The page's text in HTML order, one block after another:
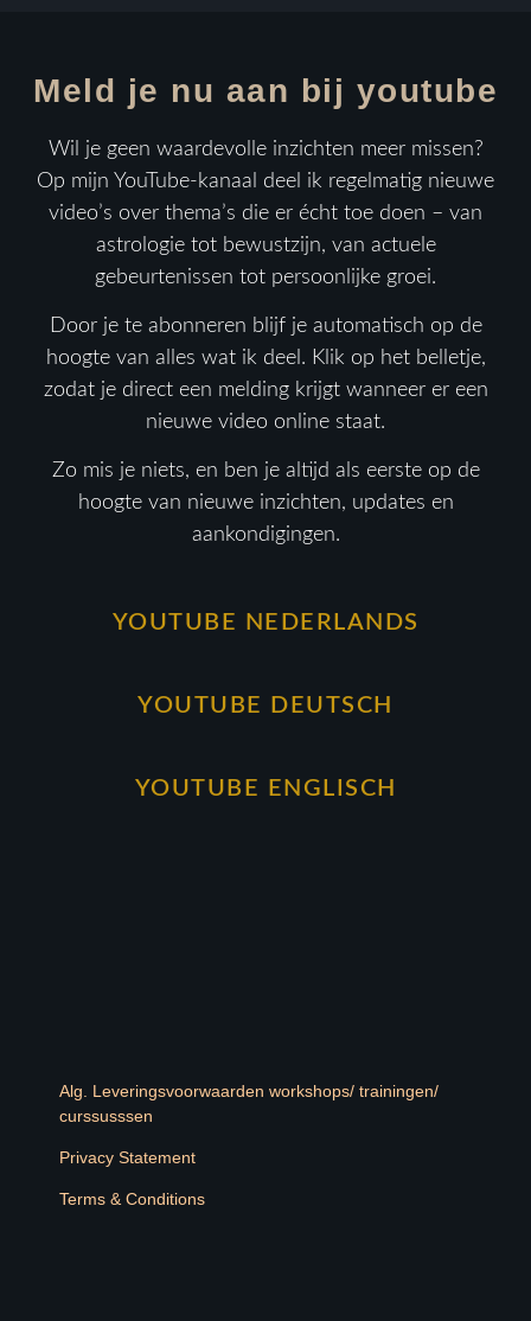
Meld je nu aan bij youtube
Wil je geen waardevolle inzichten meer missen?
Op mijn YouTube-kanaal deel ik regelmatig nieuwe
video’s over thema’s die er écht toe doen – van
astrologie tot bewustzijn, van actuele
gebeurtenissen tot persoonlijke groei.
Door je te abonneren blijf je automatisch op de
hoogte van alles wat ik deel. Klik op het belletje,
zodat je direct een melding krijgt wanneer er een
nieuwe video online staat.
Zo mis je niets, en ben je altijd als eerste op de
hoogte van nieuwe inzichten, updates en
aankondigingen.
YOUTUBE NEDERLANDS
YOUTUBE DEUTSCH
YOUTUBE ENGLISCH
Alg. Leveringsvoorwaarden workshops/ trainingen/
curssusssen
Privacy Statement
Terms & Conditions